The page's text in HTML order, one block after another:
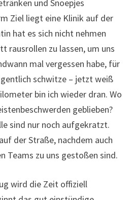
sind nur noch aufgekratzt.
der Straße, nachdem auch
zu uns gestoßen sind.
wird die Zeit offiziell
das gut einstündige
mit Applaus,
die letzten Kräfte in
über gut zehn Meter bis zur
paar Sekunden später dank
der VIP-Tribüne wieder. Er
mit der